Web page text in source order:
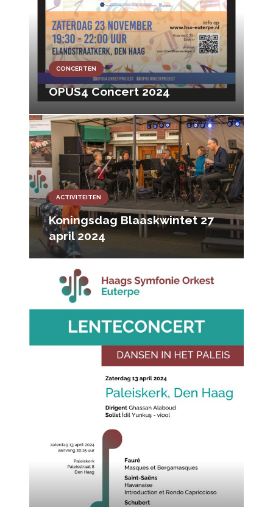
CONCERTEN
OPUS4 Concert 2024
ACTIVITEITEN
Koningsdag Blaaskwintet 27
april 2024